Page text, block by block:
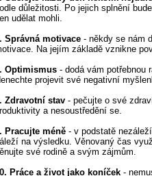
důležitosti. Po jejich splnění
udělat mohli.
Správná motivace - někdy se nám
Na jejím základě vznikne
Optimismus - dodá vám potřebnou
projevit své negativní
Zdravotní stav - pečujte o své
a nesoustředění se.
Pracujte méně - v podstatě
na výsledku. Věnovaný čas
své rodině a svým zájmům.
Práce a život jako koníček -